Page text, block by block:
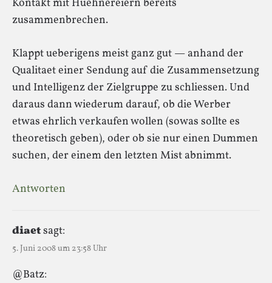
Kontakt mit Huehnereiern bereits
zusammenbrechen.
Klappt ueberigens meist ganz gut — anhand der
Qualitaet einer Sendung auf die Zusammensetzung
und Intelligenz der Zielgruppe zu schliessen. Und
daraus dann wiederum darauf, ob die Werber
etwas ehrlich verkaufen wollen (sowas sollte es
theoretisch geben), oder ob sie nur einen Dummen
suchen, der einem den letzten Mist abnimmt.
Antworten
diaetsagt:
5. Juni 2008 um 23:58 Uhr
@Batz: